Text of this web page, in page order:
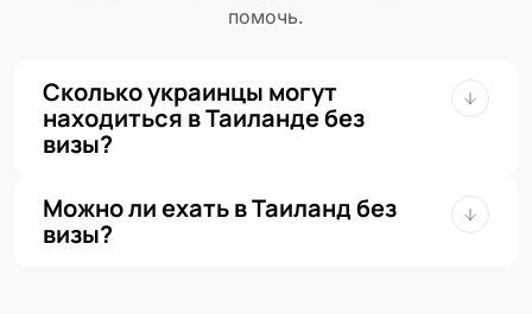
помочь.
Сколько украинцы могут
находиться в Таиланде без
визы?
Можно ли ехать в Таиланд без
визы?